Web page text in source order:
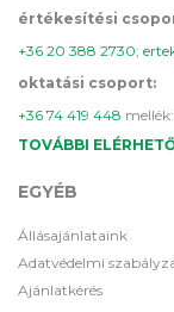
értékesítési
+36 20 388 2730;
oktatási csoport:
+36 74 419 448 mellék:
TOVÁBBI
EGYÉB
Állásajánlataink
Adatvédelmi
Ajánlatkérés